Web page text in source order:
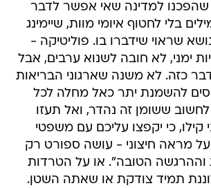
שהפכנו למדינה שאי אפשר לדבר
בלי לחטוף איומי מוות, שיימינג
שראוי שידברו בו. פוליטיקה -
ימני, לא חובה לשנוא ערבים, אבל
דבר כזה. לא משנה שארגוני הבריאות
להשמנת יתר כאל מחלה לכל
לחשוב ששומן זה נהדר, ואל תעזו
קילו, כי יקפצו עליכם עם משפטי
מראה חיצוני - עושה ספורט רק
וההרגשה הטובה". או על הטרדות
תמיד צודקת או שאתה השטן.